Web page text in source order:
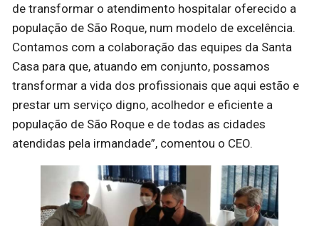
de transformar o atendimento hospitalar oferecido a
população de São Roque, num modelo de excelência.
Contamos com a colaboração das equipes da Santa
Casa para que, atuando em conjunto, possamos
transformar a vida dos profissionais que aqui estão e
prestar um serviço digno, acolhedor e eficiente a
população de São Roque e de todas as cidades
atendidas pela irmandade”, comentou o CEO.